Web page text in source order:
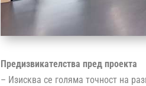
Предизвикателства пред проекта
– Изисква се голяма точност на